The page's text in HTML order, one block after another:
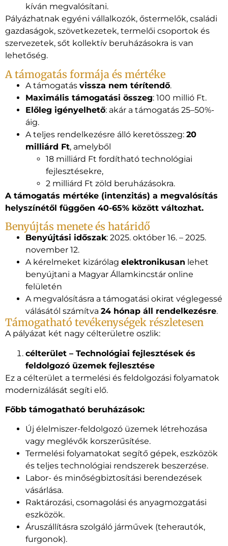
kíván megvalósítani.
Pályázhatnak egyéni vállalkozók, őstermelők, családi
gazdaságok, szövetkezetek, termelői csoportok és
szervezetek, sőt kollektív beruházásokra is van
lehetőség.
A támogatás formája és mértéke
A támogatás vissza nem térítendő.
Maximális támogatási összeg: 100 millió Ft.
Előleg igényelhető: akár a támogatás 25–50%-
áig.
A teljes rendelkezésre álló keretösszeg: 20
milliárd Ft, amelyből
18 milliárd Ft fordítható technológiai
fejlesztésekre,
2 milliárd Ft zöld beruházásokra.
A támogatás mértéke (intenzitás) a megvalósítás
helyszínétől függően 40-65% között változhat.
Benyújtás menete és határidő
Benyújtási időszak: 2025. október 16. – 2025.
november 12.
A kérelmeket kizárólag elektronikusan lehet
benyújtani a Magyar Államkincstár online
felületén
A megvalósításra a támogatási okirat véglegessé
válásától számítva 24 hónap áll rendelkezésre.
Támogatható tevékenységek részletesen
A pályázat két nagy célterületre oszlik:
célterület – Technológiai fejlesztések és
feldolgozó üzemek fejlesztése
Ez a célterület a termelési és feldolgozási folyamatok
modernizálását segíti elő.
Főbb támogatható beruházások:
Új élelmiszer-feldolgozó üzemek létrehozása
vagy meglévők korszerűsítése.
Termelési folyamatokat segítő gépek, eszközök
és teljes technológiai rendszerek beszerzése.
Labor- és minőségbiztosítási berendezések
vásárlása.
Raktározási, csomagolási és anyagmozgatási
eszközök.
Áruszállításra szolgáló járművek (teherautók,
furgonok).